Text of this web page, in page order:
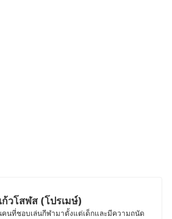
วโสฬส (โปรเมษ์)
คนที่ชอบเล่นกีฬามาตั้งแต่เด็กและมีความถนัด